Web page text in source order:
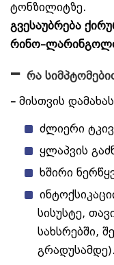
ტონზილიტზე.
გვესაუბრება
– რა
– მისთვის
ძლიერი
ყლაპვის
ხშირი
სისუსტე,
სახსრებში,
გრადუსამდე).